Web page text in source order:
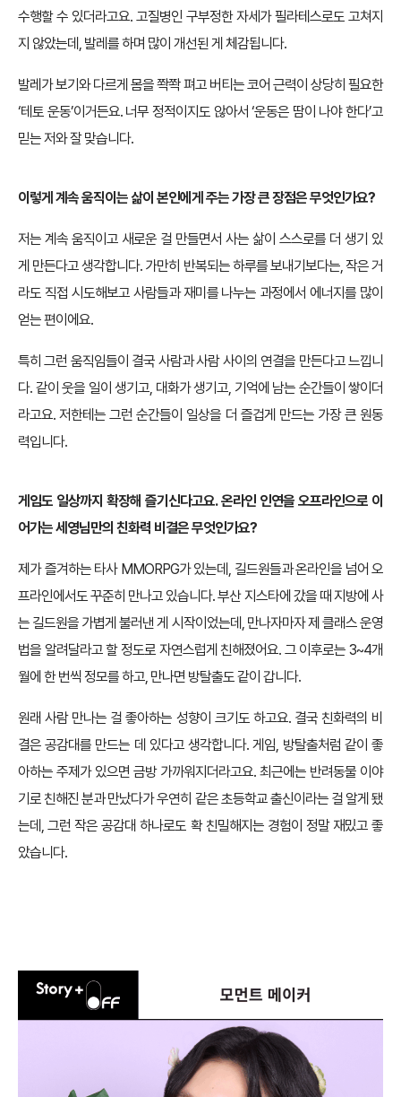
수행할 수 있더라고요. 고질병인 구부정한 자세가 필라테스로도 고쳐지
지 않았는데, 발레를 하며 많이 개선된 게 체감됩니다.
발레가 보기와 다르게 몸을 쫙쫙 펴고 버티는 코어 근력이 상당히 필요한
‘테토 운동’이거든요. 너무 정적이지도 않아서 ‘운동은 땀이 나야 한다’고
믿는 저와 잘 맞습니다.
이렇게 계속 움직이는 삶이 본인에게 주는 가장 큰 장점은 무엇인가요?
저는 계속 움직이고 새로운 걸 만들면서 사는 삶이 스스로를 더 생기 있
게 만든다고 생각합니다. 가만히 반복되는 하루를 보내기보다는, 작은 거
라도 직접 시도해보고 사람들과 재미를 나누는 과정에서 에너지를 많이
얻는 편이에요.
특히 그런 움직임들이 결국 사람과 사람 사이의 연결을 만든다고 느낍니
다. 같이 웃을 일이 생기고, 대화가 생기고, 기억에 남는 순간들이 쌓이더
라고요. 저한테는 그런 순간들이 일상을 더 즐겁게 만드는 가장 큰 원동
력입니다.
게임도 일상까지 확장해 즐기신다고요. 온라인 인연을 오프라인으로 이
어가는 세영님만의 친화력 비결은 무엇인가요?
제가 즐겨하는 타사 MMORPG가 있는데, 길드원들과 온라인을 넘어 오
프라인에서도 꾸준히 만나고 있습니다. 부산 지스타에 갔을 때 지방에 사
는 길드원을 가볍게 불러낸 게 시작이었는데, 만나자마자 제 클래스 운영
법을 알려달라고 할 정도로 자연스럽게 친해졌어요. 그 이후로는 3~4개
월에 한 번씩 정모를 하고, 만나면 방탈출도 같이 갑니다.
원래 사람 만나는 걸 좋아하는 성향이 크기도 하고요. 결국 친화력의 비
결은 공감대를 만드는 데 있다고 생각합니다. 게임, 방탈출처럼 같이 좋
아하는 주제가 있으면 금방 가까워지더라고요. 최근에는 반려동물 이야
기로 친해진 분과 만났다가 우연히 같은 초등학교 출신이라는 걸 알게 됐
는데, 그런 작은 공감대 하나로도 확 친밀해지는 경험이 정말 재밌고 좋
았습니다.